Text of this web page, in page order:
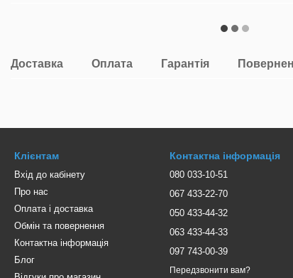
Доставка Оплата Гарантія
Клієнтам
Вхід до кабінету
Про нас
Оплата і доставка
Обмін та повернення
Контактна інформація
Блог
Контактна інформація
080 033-10-51
067 433-22-70
050 433-44-32
063 433-44-33
097 743-00-39
Передзвонити вам?